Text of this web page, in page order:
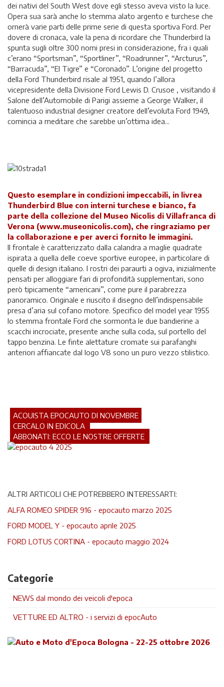
dei nativi del South West dove egli stesso aveva visto la luce.
Opera sua sarà anche lo stemma alato argento e turchese che
ornerà varie parti delle prime serie di questa sportiva Ford. Per
dovere di cronaca, vale la pena di ricordare che Thunderbird la
spunta sugli oltre 300 nomi presi in considerazione, fra i quali
c’erano “Sportsman”, “Sportliner”, “Roadrunner”, “Arcturus”,
“Barracuda”, “El Tigre” e “Coronado”. L’origine del progetto
della Ford Thunderbird risale al 1951, quando l’allora
vicepresidente della Divisione Ford Lewis D. Crusoe , visitando il
Salone dell’Automobile di Parigi assieme a George Walker, il
talentuoso industrial designer creatore dell’evoluta Ford 1949,
comincia a meditare che sarebbe un’ottima idea...
Questo esemplare in condizioni impeccabili, in livrea
Thunderbird Blue con interni turchese e bianco, fa
parte della collezione del Museo Nicolis di Villafranca di
Verona (www.museonicolis.com), che ringraziamo per
la collaborazione e per averci fornito le immagini.
Il frontale è caratterizzato dalla calandra a maglie quadrate
ispirata a quella delle coeve sportive europee, in particolare di
quelle di design italiano. I rostri dei paraurti a ogiva, inizialmente
pensati per alloggiare fari di profondità supplementari, sono
però tipicamente “americani”, come pure il parabrezza
panoramico. Originale e riuscito il disegno dell’indispensabile
presa d’aria sul cofano motore. Specifico del model year 1955
lo stemma frontale Ford che sormonta le due bandierine a
scacchi incrociate, presente anche sulla coda, sul portello del
tappo benzina. Le finte alettature cromate sui parafanghi
anteriori affiancate dal logo V8 sono un puro vezzo stilistico.
ACQUISTA EPOCAUTO DI NOVEMBRE
CERCALO IN EDICOLA
ABBONATI: ECCO LE NOSTRE OFFERTE
ALTRI ARTICOLI CHE POTREBBERO INTERESSARTI:
ALFA ROMEO SPIDER 916 - epocauto marzo 2025
FORD MODEL Y - epocauto aprile 2025
FORD LOTUS CORTINA - epocauto maggio 2024
Categorie
NEWS dal mondo dei veicoli d'epoca
VETTURE ED ALTRO - i servizi di epocAuto